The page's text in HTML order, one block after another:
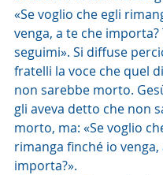
«Se voglio che egli
venga, a te che importa?
seguimi». Si diffuse
fratelli la voce che quel
non sarebbe morto.
gli aveva detto che non
morto, ma: «Se voglio
rimanga finché io venga,
importa?».